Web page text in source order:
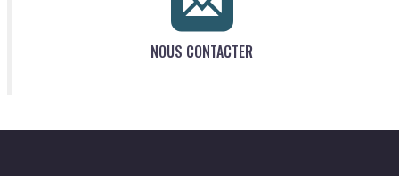
NOUS CONTACTER